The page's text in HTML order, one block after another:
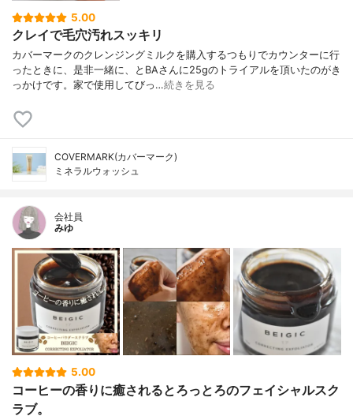
5.00
クレイで毛穴汚れスッキリ
カバーマークのクレンジングミルクを購入するつもりでカウンターに行
ったときに、是非一緒に、とBAさんに25gのトライアルを頂いたのがき
っかけです。家で使用してびっ…続きを見る
COVERMARK(カバーマーク)
ミネラルウォッシュ
会社員
みゆ
5.00
コーヒーの香りに癒されるとろっとろのフェイシャルスク
ラブ。